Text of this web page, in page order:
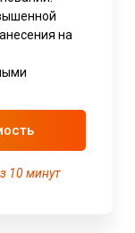
на
10 минут